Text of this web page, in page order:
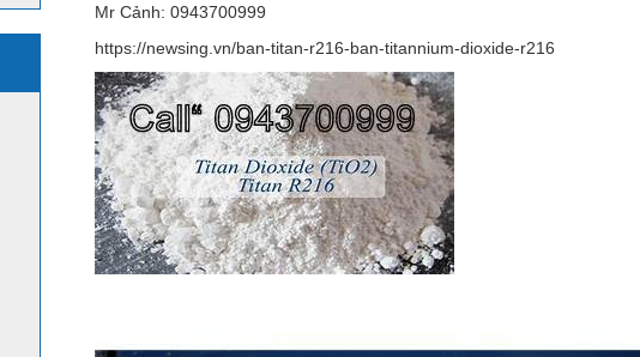
Mr Cảnh: 0943700999
https://newsing.vn/ban-titan-r216-ban-titannium-dioxide-r216